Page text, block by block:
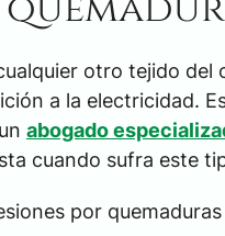
otro tejido del
a la electricidad.
abogado
cuando sufra este
por